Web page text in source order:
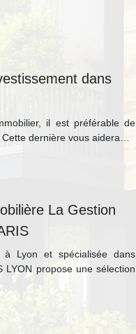
dans
il est préférable de
dernière vous aidera…
La Gestion
à Lyon et spécialisée dans
LYON propose une sélection